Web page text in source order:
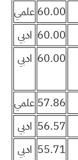
60.00 علمي
60.00 ادبي
60.00 ادبي
57.86 علمي
56.57 ادبي
55.71 ادبي